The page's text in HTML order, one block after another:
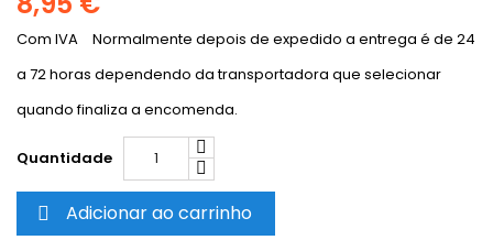
Com IVA
Normalmente depois de expedido a entrega é de 24
a 72 horas dependendo da transportadora que selecionar
quando finaliza a encomenda.
Quantidade
 Adicionar ao carrinho